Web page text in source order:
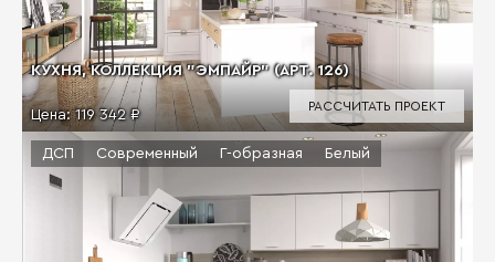
КУХНЯ, КОЛЛЕКЦИЯ "ЭМПАЙР" (АРТ. 126)
Цена:119 342 ₽
РАССЧИТАТЬ ПРОЕКТ
ДСП Современный Г-образная Белый